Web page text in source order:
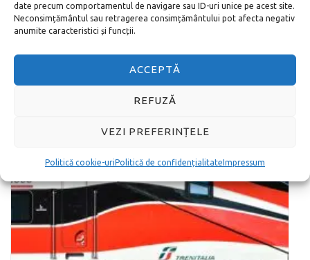
date precum comportamentul de navigare sau ID-uri unice pe acest site.
Neconsimțământul sau retragerea consimțământului pot afecta negativ
anumite caracteristici și funcții.
ACCEPTĂ
REFUZĂ
VEZI PREFERINȚELE
Politică cookie-uriPolitică de confidențialitateImpressum
Scriitorii și oamenii celebri ai trecutului au lăsat
doar amintiri pozitive despre Sicilia, Taormina. De